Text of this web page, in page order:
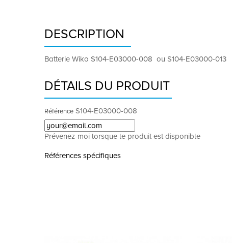
DESCRIPTION
Batterie Wiko S104-E03000-008 ou S104-E03000-013
DÉTAILS DU PRODUIT
Référence S104-E03000-008
Prévenez-moi lorsque le produit est disponible
Références spécifiques